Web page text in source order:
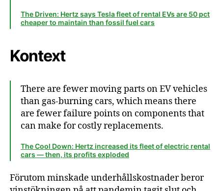
The Driven: Hertz says Tesla fleet of rental EVs are 50 pct
cheaper to maintain than fossil fuel cars
Kontext
There are fewer moving parts on EV vehicles
than gas-burning cars, which means there
are fewer failure points on components that
can make for costly replacements.
The Cool Down: Hertz increased its fleet of electric rental
cars — then, its profits exploded
Förutom minskade underhållskostnader beror